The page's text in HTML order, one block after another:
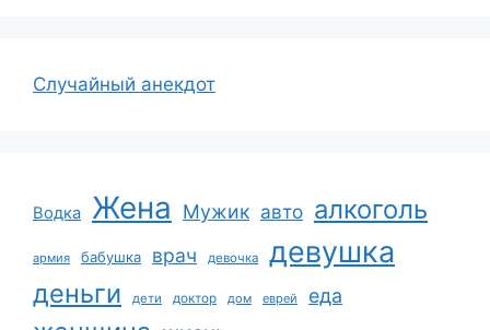
Случайный анекдот
Водка Жена Мужик авто алкоголь
армия бабушка врач девочка девушка
деньги дети доктор дом еврей еда